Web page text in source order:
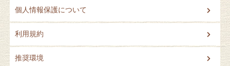
個人情報保護について
利用規約
推奨環境